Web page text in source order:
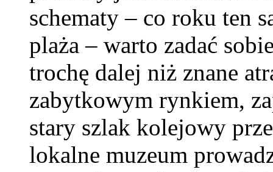
schematy – co roku ten
plaża – warto zadać
trochę dalej niż znane
zabytkowym rynkiem,
stary szlak kolejowy
lokalne muzeum